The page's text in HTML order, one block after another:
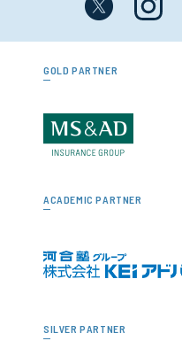
GOLD PARTNER
ACADEMIC PARTNER
SILVER PARTNER